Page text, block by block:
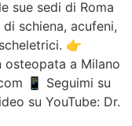
sue sedi di Roma
schiena, acufeni,
👉
osteopata a Milano
📱 Seguimi su
su YouTube: Dr.